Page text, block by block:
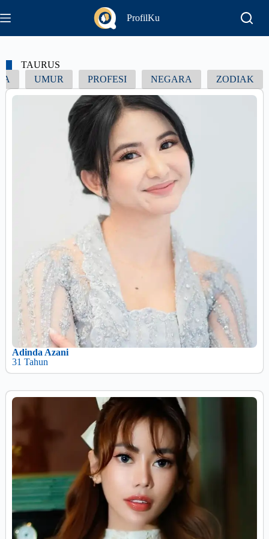
ProfilKu
TAURUS
UMUR PROFESI NEGARA ZODIAK
Adinda Azani
31 Tahun